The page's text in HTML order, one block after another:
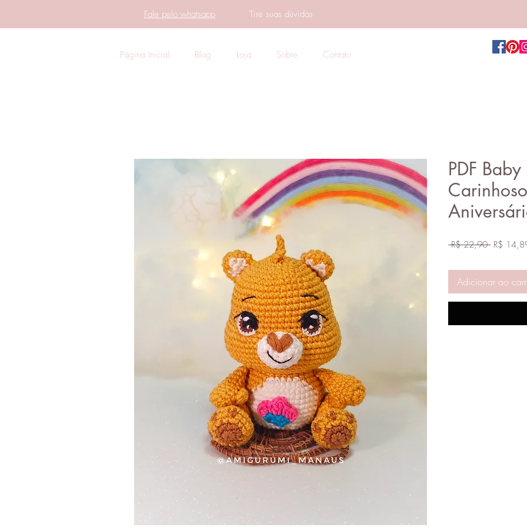
Fale pelo whatsapp Tire suas dúvidas
PDF
R$ 22,90 Preço
R$
Adicionar ao
Página Inicial Blog Loja Sobre Contato